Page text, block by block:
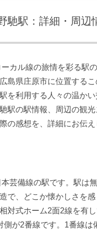
馳駅：詳細・周辺
カル線の旅情を彩る駅
島県庄原市に位置するこ
を利用する人々の温か
駅の駅情報、周辺の観
の感想を、詳細にお伝え
芸備線の駅です。駅は
で、どこか懐かしさを感
対式ホーム2面2線を有
側が2番線です。1番線は